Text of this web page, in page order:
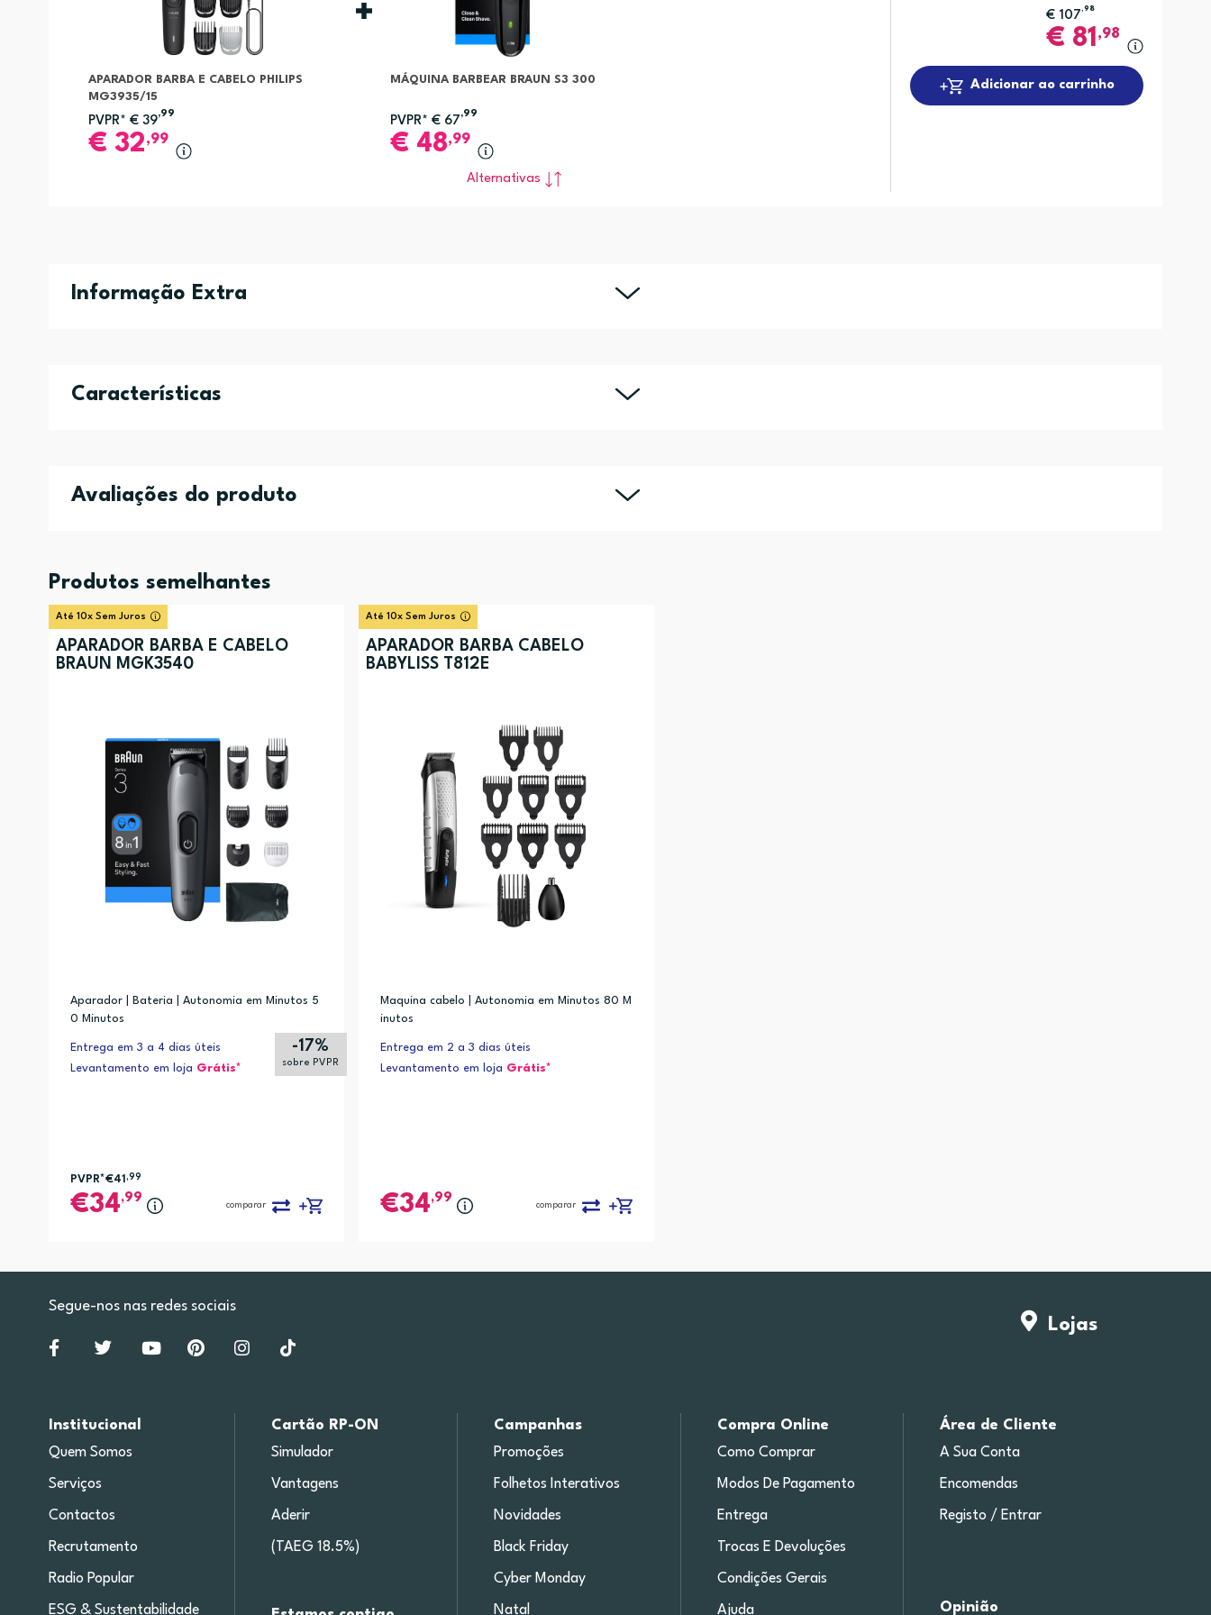
APARADOR BARBA E CABELO PHILIPS
MG3935/15
PVPR* € 39
,99
€ 32,99
MÁQUINA BARBEAR BRAUN S3 300
PVPR* € 67
,99
€ 48,99
Alternativas
€ 107,98
€ 81,98
Adicionar ao carrinho
Informação Extra
Características
Avaliações do produto
Produtos semelhantes
Até 10x Sem Juros
APARADOR BARBA E CABELO
BRAUN MGK3540
Aparador | Bateria | Autonomia em Minutos 5
0 Minutos
Entrega em 3 a 4 dias úteis
Levantamento em loja Grátis*
-17%
sobre PVPR
PVPR*€41 ,99
34,99
comparar
Até 10x Sem Juros
APARADOR BARBA CABELO
BABYLISS T812E
Maquina cabelo | Autonomia em Minutos 80 M
inutos
Entrega em 2 a 3 dias úteis
Levantamento em loja Grátis*
34,99
comparar
Lojas
Segue-nos nas redes sociais
Institucional
Quem Somos
Serviços
Contactos
Recrutamento
Radio Popular
ESG & Sustentabilidade
Cartão RP-ON
Simulador
Vantagens
Aderir
(TAEG 18.5%)
Campanhas
Promoções
Folhetos Interativos
Novidades
Black Friday
Cyber Monday
Natal
Compra Online
Como Comprar
Modos De Pagamento
Entrega
Trocas E Devoluções
Condições Gerais
Ajuda
Área de Cliente
A Sua Conta
Encomendas
Registo / Entrar
Opinião